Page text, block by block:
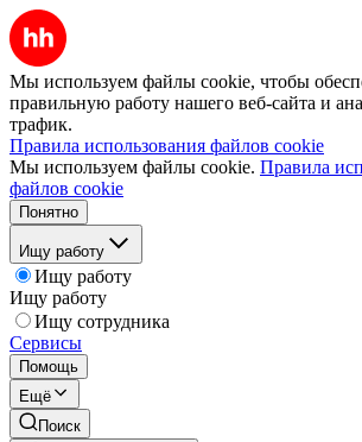
Мы используем файлы cookie, чтобы
правильную работу нашего веб-сайта и
трафик.
Правила использования файлов cookie
Мы используем файлы cookie. Правила
файлов cookie
Понятно
Ищу работу
Ищу работу
Ищу работу
Ищу сотрудника
Сервисы
Помощь
Ещё
Поиск